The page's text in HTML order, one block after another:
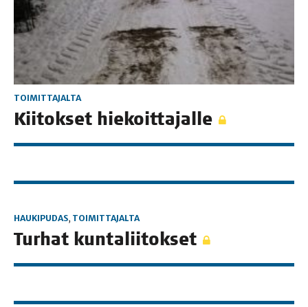
TOIMITTAJALTA
Kii­tok­set hiekoittajalle
HAUKIPUDAS, TOIMITTAJALTA
Tur­hat kuntaliitokset